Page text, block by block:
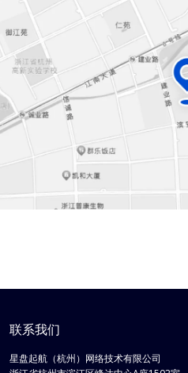
联系我们
星盘起航（杭州）网络技术有限公司